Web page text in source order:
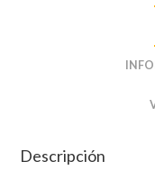
Descripción